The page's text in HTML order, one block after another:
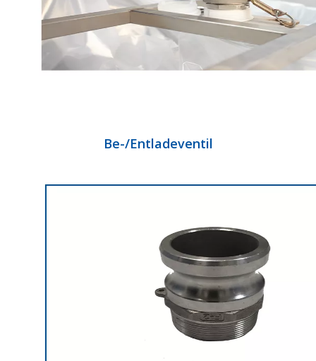
Be-/Entladeventil